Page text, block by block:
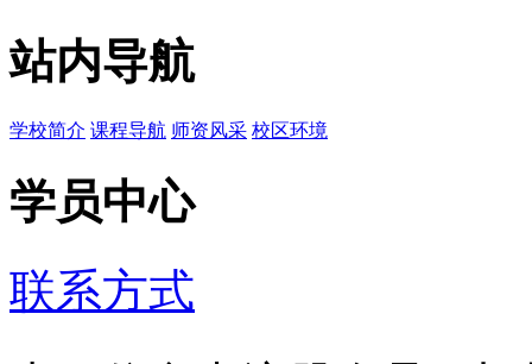
站内导航
学校简介 课程导航 师资风采 校区环境
学员中心
联系方式